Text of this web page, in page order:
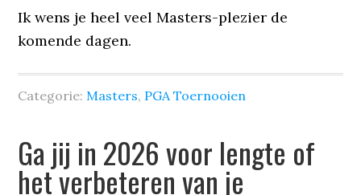
Ik wens je heel veel Masters-plezier de
komende dagen.
Categorie: Masters, PGA Toernooien
Ga jij in 2026 voor lengte of
het verbeteren van je